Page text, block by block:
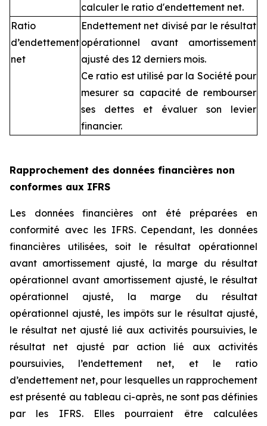
calculer le ratio d'endettement net.
Ratio
d’endettement
net
Endettement net divisé par le résultat
opérationnel avant amortissement
ajusté des 12 derniers mois.
Ce ratio est utilisé par la Société pour
mesurer sa capacité de rembourser
ses dettes et évaluer son levier
financier.
Rapprochement des données financières non
conformes aux IFRS
Les données financières ont été préparées en
conformité avec les IFRS. Cependant, les données
financières utilisées, soit le résultat opérationnel
avant amortissement ajusté, la marge du résultat
opérationnel avant amortissement ajusté, le résultat
opérationnel ajusté, la marge du résultat
opérationnel ajusté, les impôts sur le résultat ajusté,
le résultat net ajusté lié aux activités poursuivies, le
résultat net ajusté par action lié aux activités
poursuivies, l’endettement net, et le ratio
d’endettement net, pour lesquelles un rapprochement
est présenté au tableau ci-après, ne sont pas définies
par les IFRS. Elles pourraient être calculées